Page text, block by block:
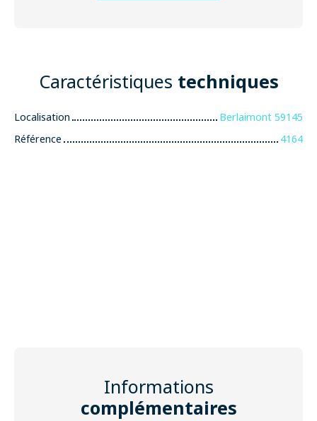
Caractéristiques techniques
Localisation
Berlaimont 59145
Référence
4164
Informations
complémentaires